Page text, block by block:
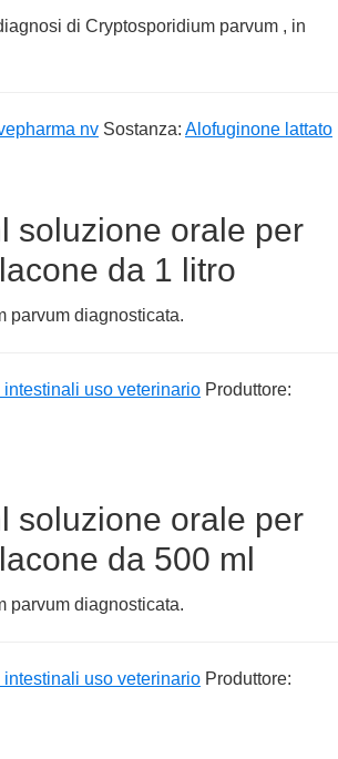
di Cryptosporidium parvum , in
nv Sostanza: Alofuginone lattato
soluzione orale per
da 1 litro
parvum diagnosticata.
uso veterinario Produttore:
soluzione orale per
da 500 ml
parvum diagnosticata.
uso veterinario Produttore: